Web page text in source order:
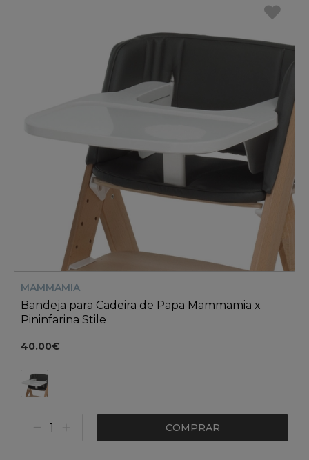
MAMMAMIA
Bandeja para Cadeira de Papa Mammamia x
Pininfarina Stile
40.00€
COMPRAR